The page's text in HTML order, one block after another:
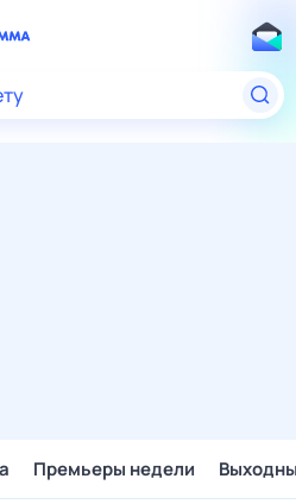
Премьеры недели